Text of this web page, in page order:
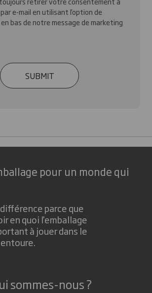
e-mail en utilisant l'option de
bas de notre message de marketing
SUBMIT
pour un monde qui
parce que
en quoi l'emballage
à jouer dans le
sommes-nous ?